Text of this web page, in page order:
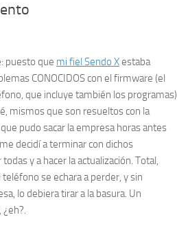
puesto que mi fiel Sendo Xestaba
CONOCIDOS con el firmware (el
que incluye también los programas)
mismos que son resueltos con la
pudo sacar la empresa horas antes
decidí a terminar con dichos
y a hacer la actualización. Total,
se echara a perder, y sin
lo debiera tirar a la basura. Un